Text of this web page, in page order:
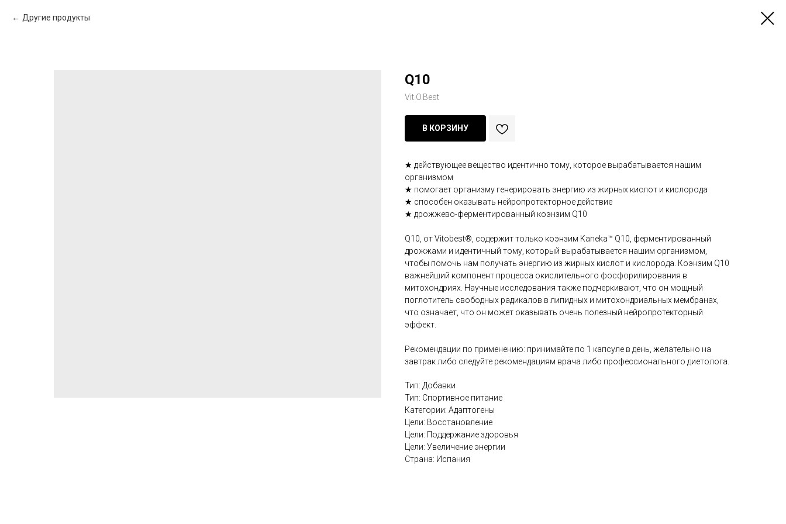
Другие продукты
Q10
Vit.O.Best
В КОРЗИНУ
★ действующее вещество идентично тому, которое вырабатывается нашим
организмом
★ помогает организму генерировать энергию из жирных кислот и кислорода
★ способен оказывать нейропротекторное действие
★ дрожжево-ферментированный коэнзим Q10
Q10, от Vitobest®, содержит только коэнзим Kaneka™ Q10, ферментированный
дрожжами и идентичный тому, который вырабатывается нашим организмом,
чтобы помочь нам получать энергию из жирных кислот и кислорода. Коэнзим Q10
важнейший компонент процесса окислительного фосфорилирования в
митохондриях. Научные исследования также подчеркивают, что он мощный
поглотитель свободных радикалов в липидных и митохондриальных мембранах,
что означает, что он может оказывать очень полезный нейропротекторный
эффект.
Рекомендации по применению: принимайте по 1 капсуле в день, желательно на
завтрак либо следуйте рекомендациям врача либо профессионального диетолога.
Тип: Добавки
Тип: Спортивное питание
Категории: Адаптогены
Цели: Восстановление
Цели: Поддержание здоровья
Цели: Увеличение энергии
Страна: Испания